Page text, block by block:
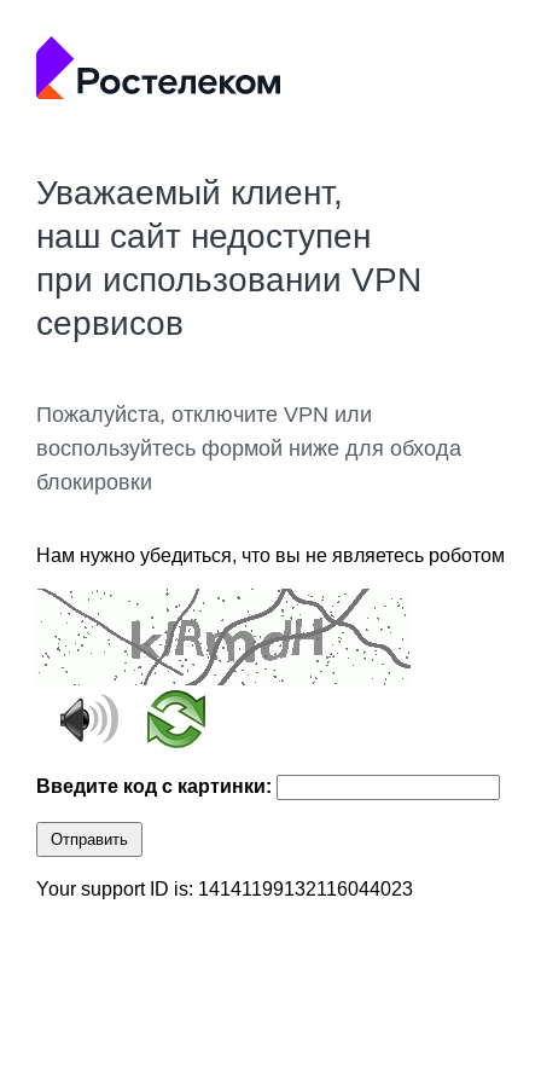
Уважаемый клиент,
наш сайт недоступен
при использовании VPN
сервисов
Пожалуйста, отключите VPN или
воспользуйтесь формой ниже для обхода
блокировки
Нам нужно убедиться, что вы не являетесь роботом
Введите код с картинки:
Отправить
Your support ID is: 14141199132116044023